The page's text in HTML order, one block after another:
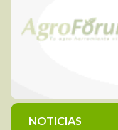
NOTICIAS